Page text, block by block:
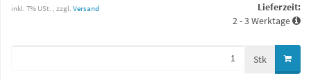
inkl. 7% USt. , zzgl. Versand
Lieferzeit:
2 - 3 Werktage
Stk